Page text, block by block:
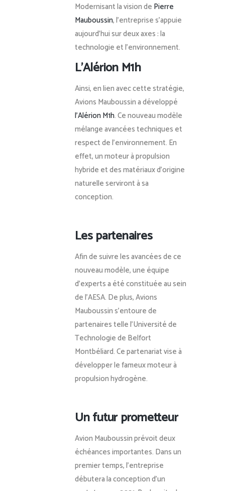
Modernisant la vision de Pierre
Mauboussin, l’entreprise s’appuie
aujourd’hui sur deux axes : la
technologie et l’environnement.
L’Alérion M1h
Ainsi, en lien avec cette stratégie,
Avions Mauboussin a développé
l’Alérion M1h. Ce nouveau modèle
mélange avancées techniques et
respect de l’environnement. En
effet, un moteur à propulsion
hybride et des matériaux d’origine
naturelle serviront à sa
conception.
Les partenaires
Afin de suivre les avancées de ce
nouveau modèle, une équipe
d’experts a été constituée au sein
de l’AESA. De plus, Avions
Mauboussin s’entoure de
partenaires telle l’Université de
Technologie de Belfort
Montbéliard. Ce partenariat vise à
développer le fameux moteur à
propulsion hydrogène.
Un futur prometteur
Avion Mauboussin prévoit deux
échéances importantes. Dans un
premier temps, l’entreprise
débutera la conception d’un